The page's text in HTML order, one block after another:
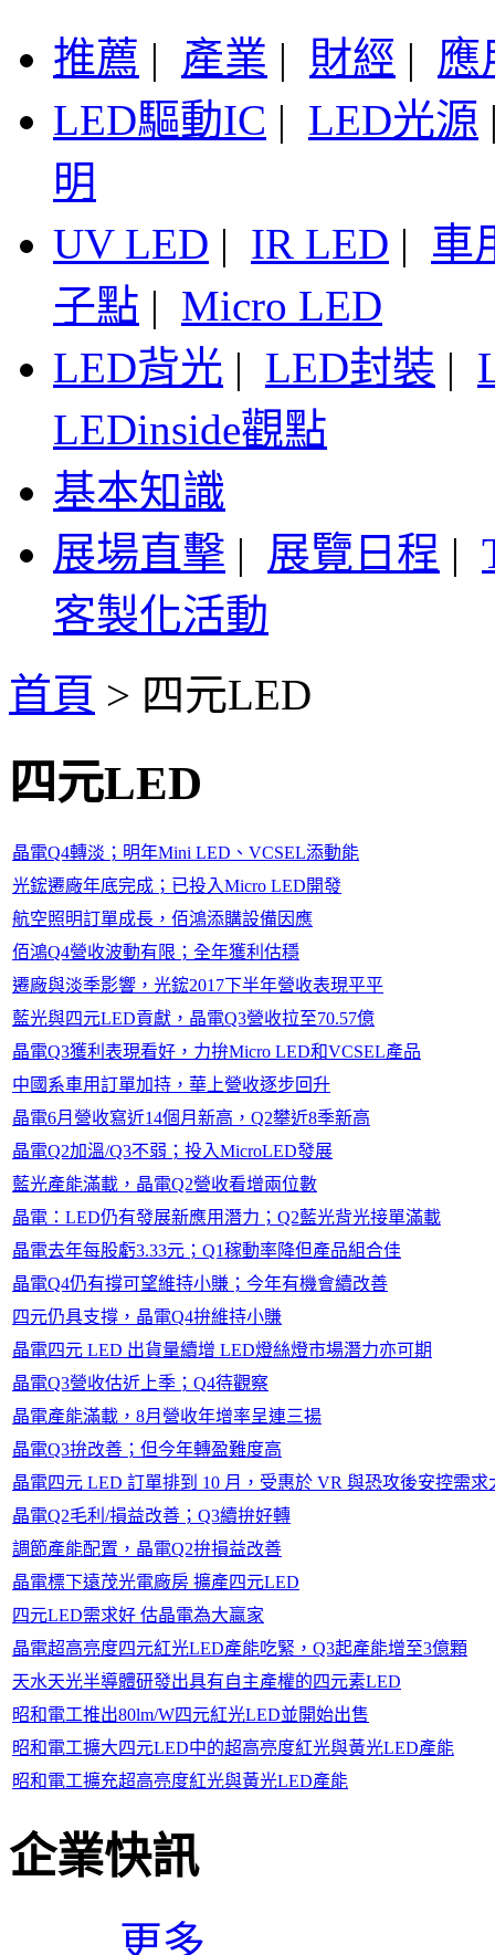
推薦 | 產業 | 財經 | 應
LED驅動IC | LED光源
明
UV LED | IR LED | 車
子點 | Micro LED
LED背光 | LED封裝 |
LEDinside觀點
基本知識
展場直擊 | 展覽日程 |
客製化活動
首頁 > 四元LED
四元LED
晶電Q4轉淡；明年Mini LED、VCSEL添動能
光鋐遷廠年底完成；已投入Micro LED開發
航空照明訂單成長，佰鴻添購設備因應
佰鴻Q4營收波動有限；全年獲利估穩
遷廠與淡季影響，光鋐2017下半年營收表現平平
藍光與四元LED貢獻，晶電Q3營收拉至70.57億
晶電Q3獲利表現看好，力拚Micro LED和VCSEL產品
中國系車用訂單加持，華上營收逐步回升
晶電6月營收寫近14個月新高，Q2攀近8季新高
晶電Q2加溫/Q3不弱；投入MicroLED發展
藍光產能滿載，晶電Q2營收看增兩位數
晶電：LED仍有發展新應用潛力；Q2藍光背光接單滿載
晶電去年每股虧3.33元；Q1稼動率降但產品組合佳
晶電Q4仍有撐可望維持小賺；今年有機會續改善
四元仍具支撐，晶電Q4拚維持小賺
晶電四元 LED 出貨量續增 LED燈絲燈市場潛力亦可期
晶電Q3營收估近上季；Q4待觀察
晶電產能滿載，8月營收年增率呈連三揚
晶電Q3拚改善；但今年轉盈難度高
晶電四元 LED 訂單排到 10 月，受惠於 VR 與恐攻後安控需求
晶電Q2毛利/損益改善；Q3續拚好轉
調節產能配置，晶電Q2拚損益改善
晶電標下遠茂光電廠房 擴產四元LED
四元LED需求好 估晶電為大贏家
晶電超高亮度四元紅光LED產能吃緊，Q3起產能增至3億顆
天水天光半導體研發出具有自主產權的四元素LED
昭和電工推出80lm/W四元紅光LED並開始出售
昭和電工擴大四元LED中的超高亮度紅光與黃光LED產能
昭和電工擴充超高亮度紅光與黃光LED產能
企業快訊
更多